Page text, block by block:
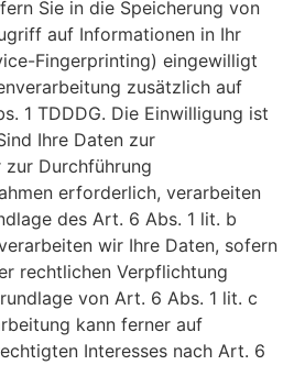
Sie in die Speicherung von
auf Informationen in Ihr
Fingerprinting) eingewilligt
zusätzlich auf
1 TDDDG. Die Einwilligung ist
Ihre Daten zur
Durchführung
erforderlich, verarbeiten
des Art. 6 Abs. 1 lit. b
wir Ihre Daten, sofern
rechtlichen Verpflichtung
von Art. 6 Abs. 1 lit. c
kann ferner auf
Interesses nach Art. 6